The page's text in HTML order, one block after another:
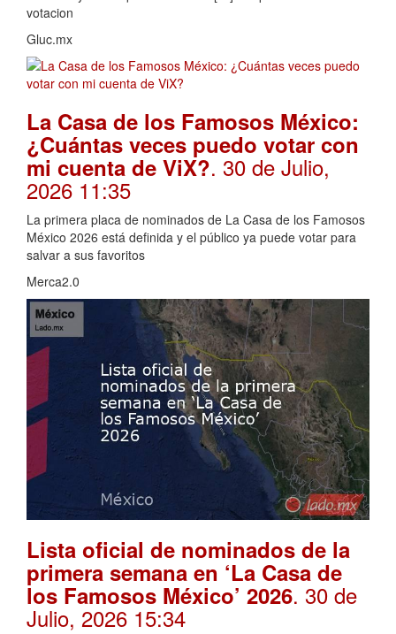
votacion
Gluc.mx
La Casa de los Famosos México:
¿Cuántas veces puedo votar con
mi cuenta de ViX?. 30 de Julio,
2026 11:35
La primera placa de nominados de La Casa de los Famosos
México 2026 está definida y el público ya puede votar para
salvar a sus favoritos
Merca2.0
Lista oficial de nominados de la
primera semana en ‘La Casa de
los Famosos México’ 2026. 30 de
Julio, 2026 15:34